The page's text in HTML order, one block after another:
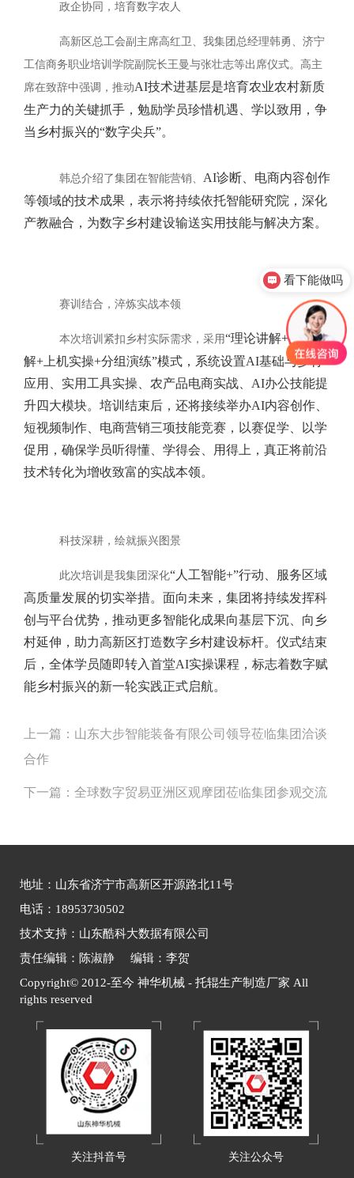
政企协同，培育数字农人
高新区总工会副主席高红卫、我集团总经理韩勇、济宁
工信商务职业培训学院副院长王曼与张壮志等出席仪式。高主
席在致辞中强调，推动AI技术进基层是培育农业农村新质
生产力的关键抓手，勉励学员珍惜机遇、学以致用，争
当乡村振兴的“数字尖兵”。
韩总介绍了集团在智能营销、 AI诊断、电商内容创作
等领域的技术成果，表示将持续依托智能研究院，深化
产教融合，为数字乡村建设输送实用技能与解决方案。
赛训结合，淬炼实战本领
本次培训紧扣乡村实际需求，采用“理论讲解+案例拆
解+上机实操+分组演练”模式，系统设置AI基础与乡村
应用、实用工具实操、农产品电商实战、AI办公技能提
升四大模块。培训结束后，还将接续举办AI内容创作、
短视频制作、电商营销三项技能竞赛，以赛促学、以学
促用，确保学员听得懂、学得会、用得上，真正将前沿
技术转化为增收致富的实战本领。
科技深耕，绘就振兴图景
此次培训是我集团深化“人工智能+”行动、服务区域
高质量发展的切实举措。面向未来，集团将持续发挥科
创与平台优势，推动更多智能化成果向基层下沉、向乡
村延伸，助力高新区打造数字乡村建设标杆。仪式结束
后，全体学员随即转入首堂AI实操课程，标志着数字赋
能乡村振兴的新一轮实践正式启航。
上一篇： 山东大步智能装备有限公司领导莅临集团洽谈
合作
下一篇： 全球数字贸易亚洲区观摩团莅临集团参观交流
地址：山东省济宁市高新区开源路北11号
电话：18953730502
技术支持：山东酷科大数据有限公司
责任编辑：陈淑静 编辑：李贺
Copyright© 2012-至今 神华机械 - 托辊生产制造厂家 All
rights reserved
关注抖音号 关注公众号
看下能做吗